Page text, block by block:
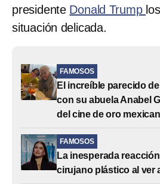
presidente Donald Trump
situación delicada.
FAMOSOS
El increíble parecido
con su abuela Anabel
del cine de oro
FAMOSOS
La inesperada
cirujano plástico al ver